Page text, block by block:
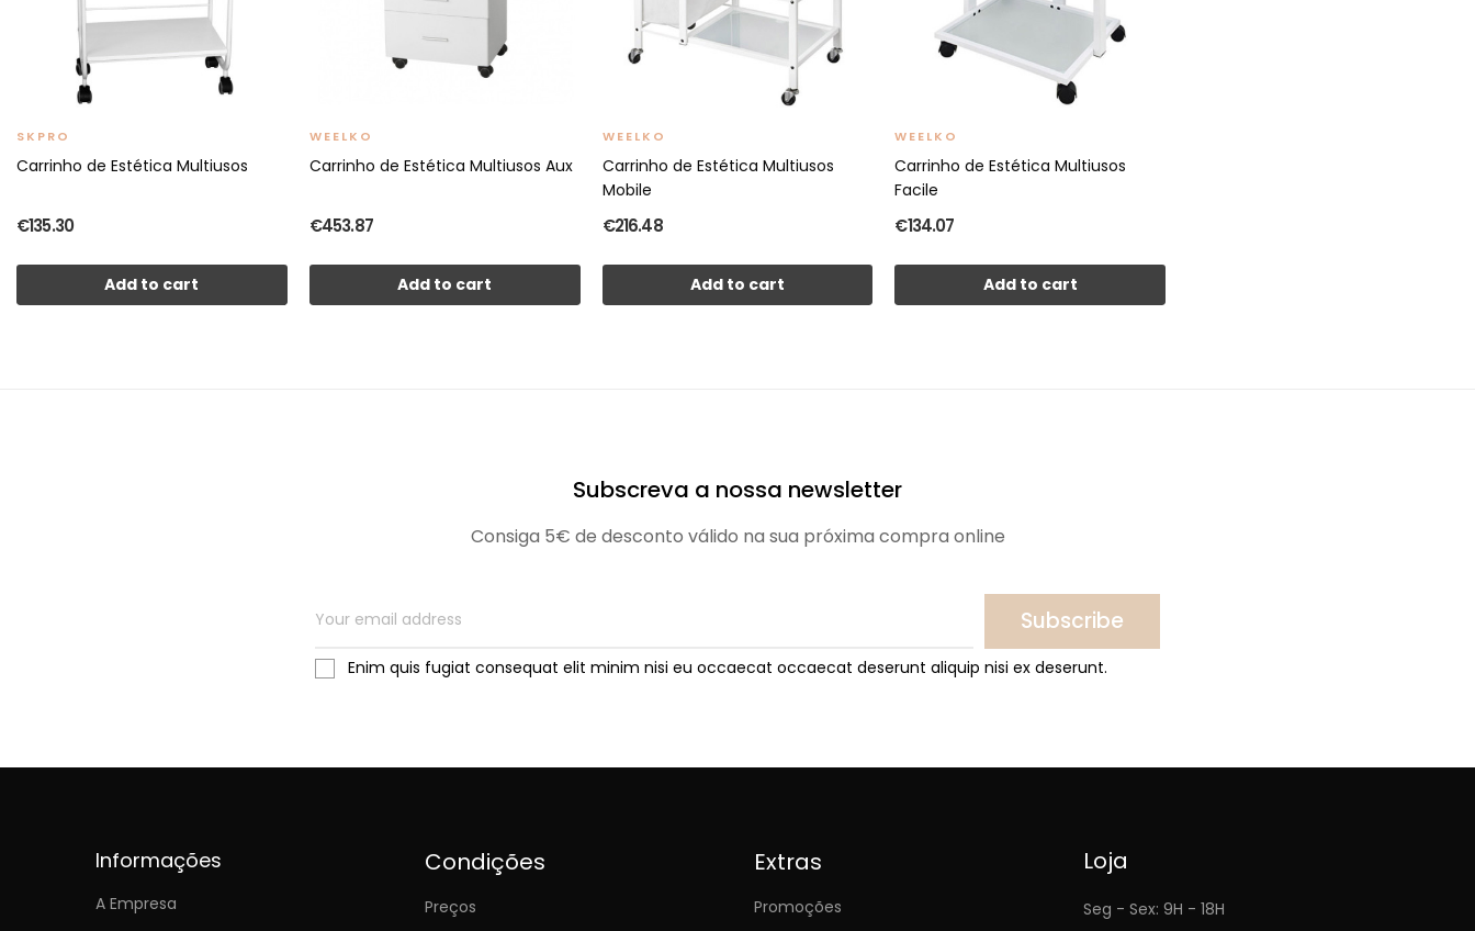
SKPRO
Carrinho de Estética Multiusos
€135.30
Add to cart
WEELKO
Carrinho de Estética Multiusos Aux
€453.87
Add to cart
WEELKO
Carrinho de Estética Multiusos
Mobile
€216.48
Add to cart
WEELKO
Carrinho de Estética Multiusos
Facile
€134.07
Add to cart
Subscreva a nossa newsletter
Consiga 5€ de desconto válido na sua próxima compra online
Subscribe
Enim quis fugiat consequat elit minim nisi eu occaecat occaecat deserunt aliquip nisi ex deserunt.
Informações
A Empresa
Condições
Preços
Extras
Promoções
Loja
Seg - Sex: 9H - 18H